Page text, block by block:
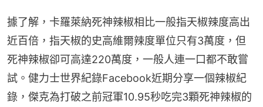
據了解，卡羅萊納死神辣椒相比一般指天椒辣度高出
近百倍，指天椒的史高維爾辣度單位只有3萬度，但
死神辣椒卻可高達220萬度，一般人連一口都不敢嘗
試。健力士世界紀錄Facebook近期分享一個辣椒紀
錄，傑克為打破之前冠軍10.95秒吃完3顆死神辣椒的